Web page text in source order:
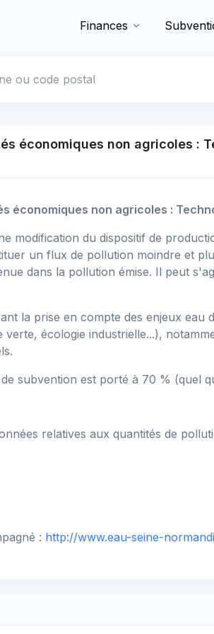
Finances
économiques non agricoles :
économiques non agricoles :
modification du dispositif de
un flux de pollution moindre et
dans la pollution émise. Il peut
la prise en compte des enjeux
écologie industrielle...),
subvention est porté à 70 % (quel
relatives aux quantités de
: http://www.eau-seine-